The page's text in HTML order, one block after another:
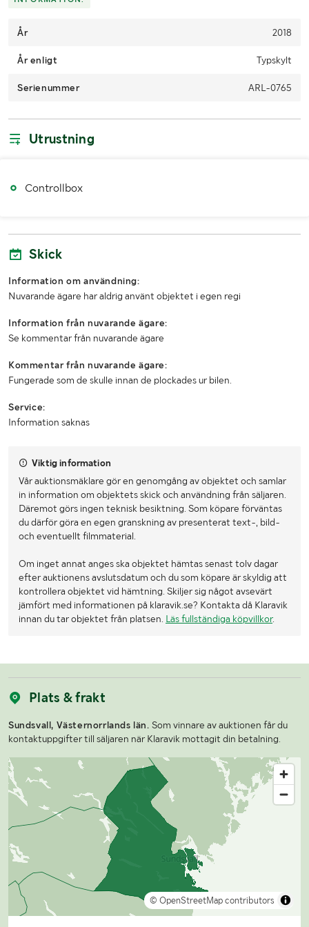
År 2018
År enligt Typskylt
Serienummer ARL-0765
Utrustning
Controllbox
Skick
Information om användning:
Nuvarande ägare har aldrig använt objektet i egen regi
Information från nuvarande ägare:
Se kommentar från nuvarande ägare
Kommentar från nuvarande ägare:
Fungerade som de skulle innan de plockades ur bilen.
Service:
Information saknas
Viktig information
Vår auktionsmäklare gör en genomgång av objektet och samlar
in information om objektets skick och användning från säljaren.
Däremot görs ingen teknisk besiktning. Som köpare förväntas
du därför göra en egen granskning av presenterat text-, bild-
och eventuellt filmmaterial.
Om inget annat anges ska objektet hämtas senast tolv dagar
efter auktionens avslutsdatum och du som köpare är skyldig att
kontrollera objektet vid hämtning. Skiljer sig något avsevärt
jämfört med informationen på klaravik.se? Kontakta då Klaravik
innan du tar objektet från platsen. Läs fullständiga köpvillkor.
Plats & frakt
Sundsvall, Västernorrlands län. Som vinnare av auktionen får du
kontaktuppgifter till säljaren när Klaravik mottagit din betalning.
© OpenStreetMap contributors